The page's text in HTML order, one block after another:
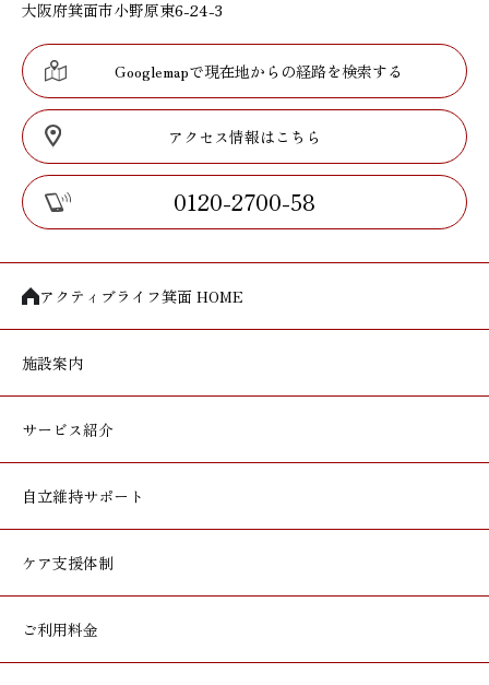
大阪府箕面市小野原東6-24-3
Googlemapで現在地からの経路を検索する
アクセス情報はこちら
0120-2700-58
アクティブライフ箕面 HOME
施設案内
サービス紹介
自立維持サポート
ケア支援体制
ご利用料金